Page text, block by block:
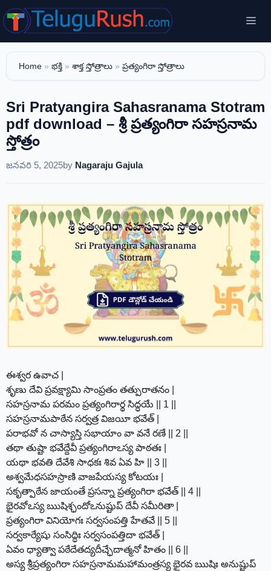
Skip
to
content
Home » భక్తి » శాక్త స్తోత్రాలు » ప్రత్యంగిరా స్తోత్రాలు
Sri Pratyangira Sahasranama Stotram
pdf download – శ్రీ ప్రత్యంగిరా సహస్రనామ
స్తోత్రం
జనవరి 5, 2025by Nagaraju Gajula
ఈశ్వర ఉవాచ |
శృణు దేవి ప్రవక్ష్యామి సాంప్రతం తత్పురాతనం |
సహస్రనామ పరమం ప్రత్యంగిరార్థ సిద్ధయే || 1 ||
సహస్రనామపాఠేన సర్వత్ర విజయీ భవేత్ |
పరాభవో న చాస్యాస్తి సభాయాం వా వనే రణే || 2 ||
తథా తుష్టా భవేద్దేవీ ప్రత్యంగిరాఽస్య పాఠతః |
యథా భవతి దేవేశి సాధకః శివ ఏవ హి || 3 ||
అశ్వమేధసహస్రాణి వాజపేయస్య కోటయః |
సకృత్పాఠేన జాయంతే ప్రసన్నా ప్రత్యంగిరా భవేత్ || 4 ||
భైరవోఽస్య ఋషిశ్ఛందోఽనుష్టుప్ దేవీ సమీరితా |
ప్రత్యంగిరా వినియోగః సర్వసంపత్తి హేతవే || 5 ||
సర్వకార్యేషు సంసిద్ధిః సర్వసంపత్తిదా భవేత్ |
ఏవం ధ్యాత్వా పఠేదేతద్యదీచ్ఛేదాత్మనో హితం || 6 ||
అస్య శ్రీప్రత్యంగిరా సహస్రనామమహామంత్రస్య భైరవ ఋషిః అనుష్టుప్